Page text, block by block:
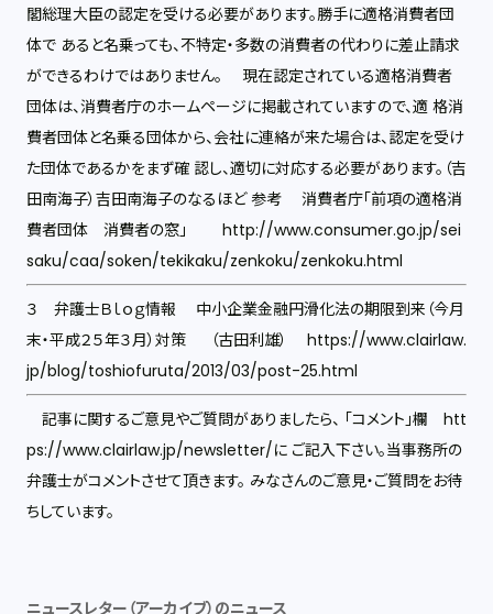
閣総理大臣の認定を受ける必要があります。勝手に適格消費者団
体で あると名乗っても、不特定・多数の消費者の代わりに差止請求
ができるわけではありません。 現在認定されている適格消費者
団体は、消費者庁のホームページに掲載されていますので、適 格消
費者団体と名乗る団体から、会社に連絡が来た場合は、認定を受け
た団体であるかをまず確 認し、適切に対応する必要があります。（吉
田南海子）吉田南海子のなるほど 参考 消費者庁「前項の適格消
費者団体 消費者の窓」 http://www.consumer.go.jp/sei
saku/caa/soken/tekikaku/zenkoku/zenkoku.html
３ 弁護士Ｂｌｏｇ情報 中小企業金融円滑化法の期限到来（今月
末・平成２５年３月）対策 （古田利雄） https://www.clairlaw.
jp/blog/toshiofuruta/2013/03/post-25.html
記事に関するご意見やご質問がありましたら、 「コメント」欄 htt
ps://www.clairlaw.jp/newsletter/に ご記入下さい。当事務所の
弁護士がコメントさせて頂きます。 みなさんのご意見・ご質問をお待
ちしています。
ニュースレター（アーカイブ）のニュース